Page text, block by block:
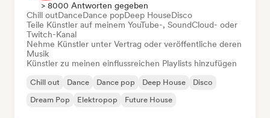
> 8000 Antworten gegeben
Chill outDanceDance popDeep HouseDisco
Teile Künstler auf meinem YouTube-, SoundCloud- oder
Twitch-Kanal
Nehme Künstler unter Vertrag oder veröffentliche deren
Musik
Künstler zu meinen einflussreichen Playlists hinzufügen
Chill out Dance Dance pop Deep House
Disco
Dream Pop
Elektropop Future House